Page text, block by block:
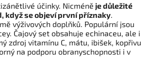
účinky. Nicméně je důležité
když se objeví první příznaky
výživových doplňků. Populární jsou
Čajový set obsahuje echinaceu, ale i
zdroj vitamínu C, mátu, ibišek, kopřivu
na podporu obranyschopnosti i v